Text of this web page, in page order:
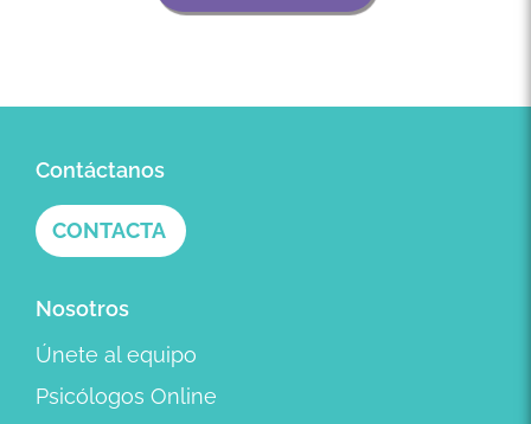
Contáctanos
CONTACTA
Nosotros
Únete al equipo
Psicólogos Online